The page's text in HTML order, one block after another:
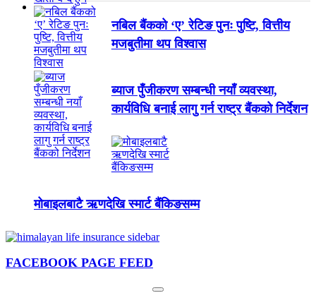
नबिल बैंकको ‘ए’ रेटिङ पुनः पुष्टि, वित्तीय
मजबुतीमा थप विश्वास
ब्याज पुँजीकरण सम्बन्धी नयाँ व्यवस्था,
कार्यविधि बनाई लागु गर्न राष्ट्र बैंकको निर्देशन
मोबाइलबाटै ऋणदेखि स्मार्ट बैंकिङसम्म
FACEBOOK PAGE FEED